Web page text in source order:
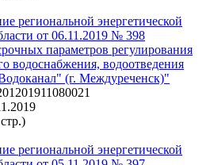
региональной энергетической
от 06.11.2019 № 398
параметров регулирования
водоснабжения, водоотведения
(г. Междуреченск)"
региональной энергетической